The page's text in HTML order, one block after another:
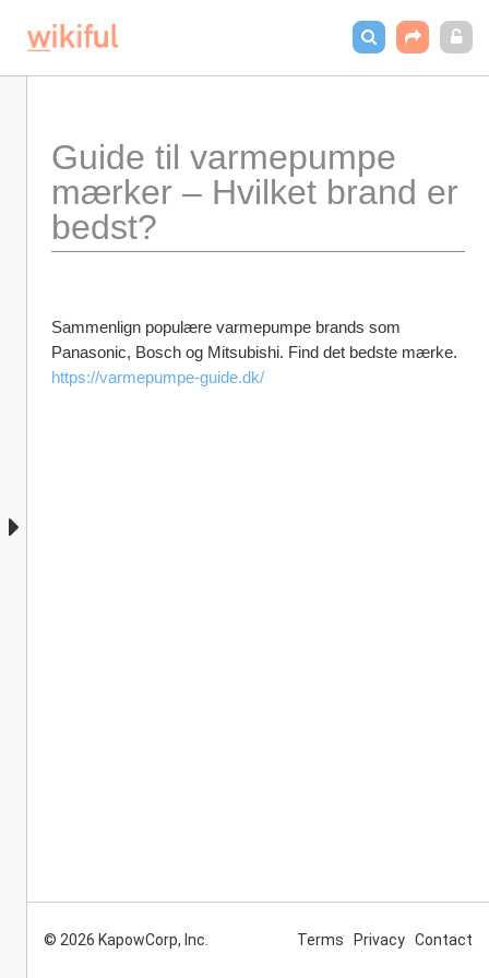
Guide til varmepumpe
mærker – Hvilket brand er
bedst?
Sammenlign populære varmepumpe brands som
Panasonic, Bosch og Mitsubishi. Find det bedste mærke.
https://varmepumpe-guide.dk/
© 2026 KapowCorp, Inc. Terms Privacy Contact